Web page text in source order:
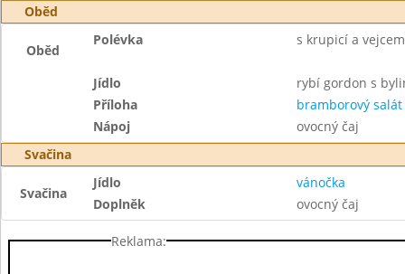
Oběd
Oběd
Polévka s krupicí a vejcem
Jídlo
rybí gordon s
Příloha
bramborový salát
Nápoj
ovocný čaj
Svačina
Svačina
Jídlo
vánočka
Doplněk
ovocný čaj
Reklama: